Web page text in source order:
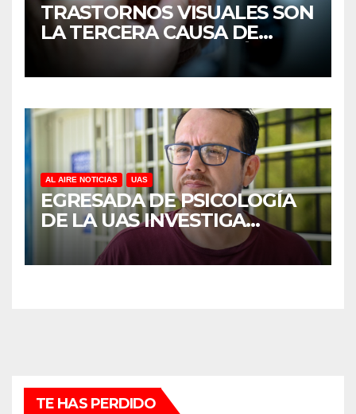
TRASTORNOS VISUALES SON
LA TERCERA CAUSA DE
DISCAPACIDAD EN MÉXICO,
REVELA ESTUDIO DEL
AL AIRE NOTICIAS UAS
EGRESADA DE PSICOLOGÍA
DE LA UAS INVESTIGA
DUELO ANTICIPADO Y
SOBRECARGA EN
TE HAS PERDIDO